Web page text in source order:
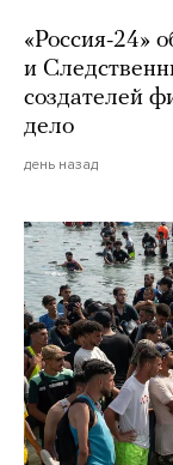
«Россия-24»
и
создателей
дело
день назад